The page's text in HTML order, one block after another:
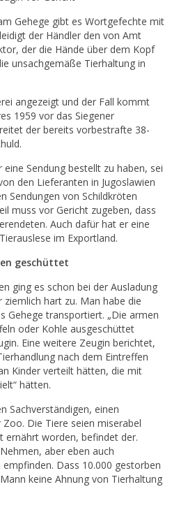
Gehege gibt es Wortgefechte mit
der Händler den von Amt
der die Hände über dem Kopf
unsachgemäße Tierhaltung in
angezeigt und der Fall kommt
1959 vor das Siegener
der bereits vorbestrafte 38-
Sendung bestellt zu haben, sei
den Lieferanten in Jugoslawien
Sendungen von Schildkröten
muss vor Gericht zugeben, dass
Auch dafür hat er eine
im Exportland.
geschüttet
ging es schon bei der Ausladung
hart zu. Man habe die
Gehege transportiert. „Die armen
oder Kohle ausgeschüttet
Eine weitere Zeugin berichtet,
nach dem Eintreffen
Kinder verteilt hätten, die mit
hätten.
Sachverständigen, einen
Die Tiere seien miserabel
ernährt worden, befindet der.
aber eben auch
Dass 10.000 gestorben
keine Ahnung von Tierhaltung